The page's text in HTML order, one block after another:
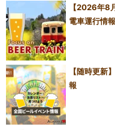
【2026年8
電車運行情報
【随時更新
報